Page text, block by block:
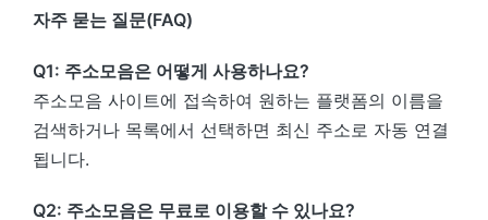
자주 묻는 질문(FAQ)
Q1: 주소모음은 어떻게 사용하나요?
주소모음 사이트에 접속하여 원하는 플랫폼의 이름을
검색하거나 목록에서 선택하면 최신 주소로 자동 연결
됩니다.
Q2: 주소모음은 무료로 이용할 수 있나요?